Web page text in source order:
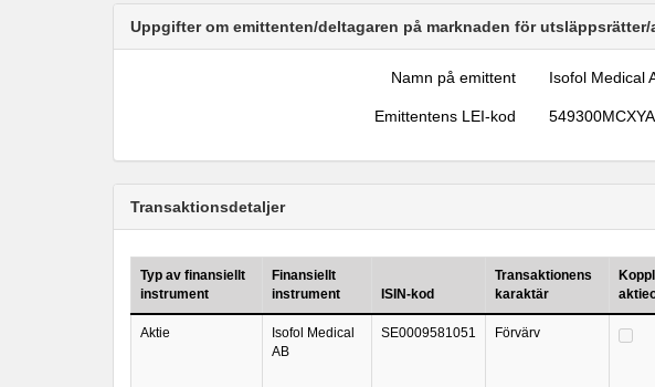
Uppgifter om emittenten/deltagaren på marknaden för
Namn på emittent Isofol Medical
Emittentens LEI-kod
Transaktionsdetaljer
Typ av finansiellt
instrument
Finansiellt
instrument
ISIN-kod
Transaktionens
karaktär
Aktie
Isofol Medical
AB
SE0009581051 Förvärv